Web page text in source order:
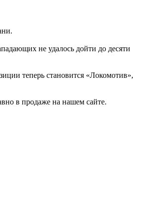
не удалось дойти до десяти
теперь становится «Локомотив»,
в продаже на нашем сайте.